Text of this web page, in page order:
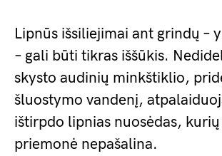
Lipnūs išsiliejimai ant grindų –
– gali būti tikras iššūkis.
skysto audinių minkštiklio,
šluostymo vandenį,
ištirpdo lipnias nuosėdas,
priemonė nepašalina.